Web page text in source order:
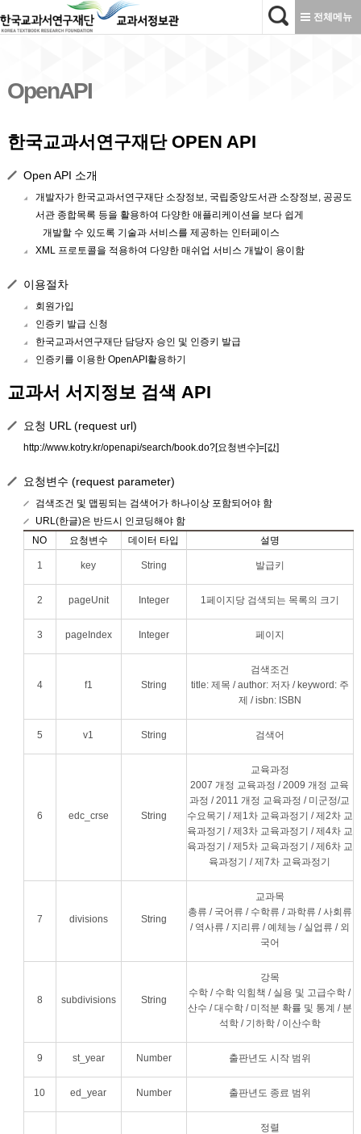
본문으로 바로가기
전체메뉴
OpenAPI
한국교과서연구재단 OPEN API
Open API 소개
개발자가 한국교과서연구재단 소장정보, 국립중앙도서관 소장정보, 공공도
서관 종합목록 등을 활용하여 다양한 애플리케이션을 보다 쉽게
개발할 수 있도록 기술과 서비스를 제공하는 인터페이스
XML 프로토콜을 적용하여 다양한 매쉬업 서비스 개발이 용이함
이용절차
회원가입
인증키 발급 신청
한국교과서연구재단 담당자 승인 및 인증키 발급
인증키를 이용한 OpenAPI활용하기
교과서 서지정보 검색 API
요청 URL (request url)
http://www.kotry.kr/openapi/search/book.do?[요청변수]=[값]
요청변수 (request parameter)
검색조건 및 맵핑되는 검색어가 하나이상 포함되어야 함
URL(한글)은 반드시 인코딩해야 함
NO
요청변수 데이터 타입 설명
1 key String 발급키
2 pageUnit Integer 1페이지당 검색되는 목록의 크기
3 pageIndex Integer 페이지
4 f1 String
검색조건
title: 제목 / author: 저자 / keyword: 주
제 / isbn: ISBN
5 v1 String 검색어
6 edc_crse String
교육과정
2007 개정 교육과정 / 2009 개정 교육
과정 / 2011 개정 교육과정 / 미군정/교
수요목기 / 제1차 교육과정기 / 제2차 교
육과정기 / 제3차 교육과정기 / 제4차 교
육과정기 / 제5차 교육과정기 / 제6차 교
육과정기 / 제7차 교육과정기
7 divisions String
교과목
총류 / 국어류 / 수학류 / 과학류 / 사회류
/ 역사류 / 지리류 / 예체능 / 실업류 / 외
국어
8 subdivisions String
강목
수학 / 수학 익힘책 / 실용 및 고급수학 /
산수 / 대수학 / 미적분 확률 및 통계 / 분
석학 / 기하학 / 이산수학
9 st_year Number 출판년도 시작 범위
10 ed_year Number 출판년도 종료 범위
정렬